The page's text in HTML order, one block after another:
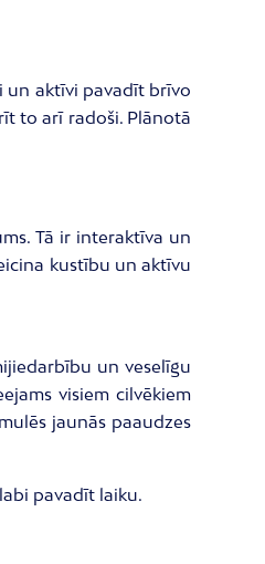
un aktīvi pavadīt brīvo
to arī radoši. Plānotā
Tā ir interaktīva un
kustību un aktīvu
un veselīgu
visiem cilvēkiem
jaunās paaudzes
pavadīt laiku.